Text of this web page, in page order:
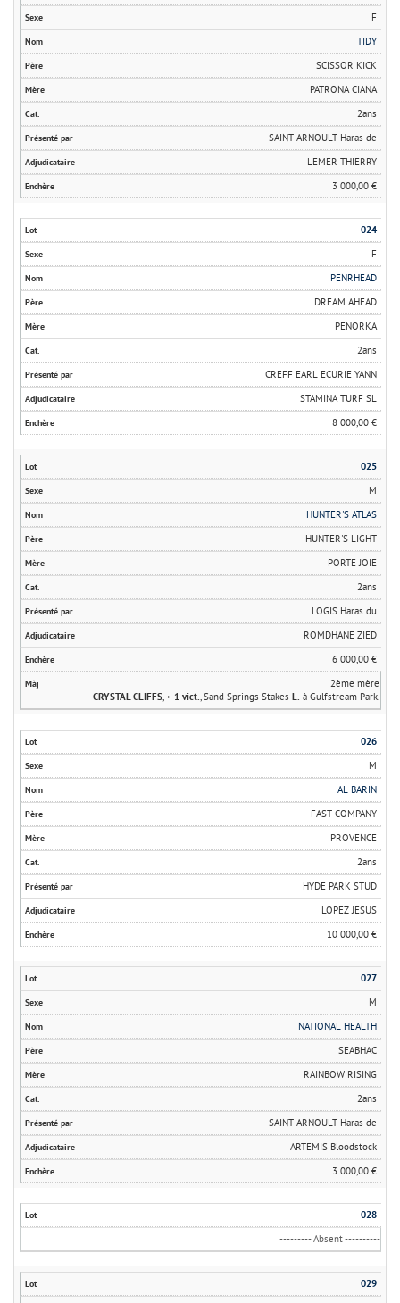
F
TIDY
SCISSOR KICK
PATRONA CIANA
2ans
SAINT ARNOULT Haras de
LEMER THIERRY
3 000,00 €
024
F
PENRHEAD
DREAM AHEAD
PENORKA
2ans
CREFF EARL ECURIE YANN
STAMINA TURF SL
8 000,00 €
025
M
HUNTER'S ATLAS
HUNTER'S LIGHT
PORTE JOIE
2ans
LOGIS Haras du
ROMDHANE ZIED
6 000,00 €
2ème mère
CRYSTAL CLIFFS , + 1 vict. , Sand Springs StakesL. à Gulfstream Park.
026
M
AL BARIN
FAST COMPANY
PROVENCE
2ans
HYDE PARK STUD
LOPEZ JESUS
10 000,00 €
027
M
NATIONAL HEALTH
SEABHAC
RAINBOW RISING
2ans
SAINT ARNOULT Haras de
ARTEMIS Bloodstock
3 000,00 €
028
--------- Absent ----------
029